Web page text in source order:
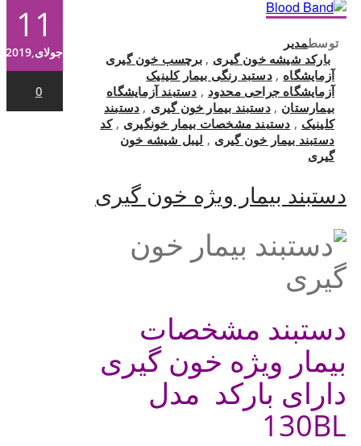
11
جولای,2019
0
توسطمدیر
بارکد شیشه خون گیری ,برچسب خون گیری
آزمایشگاه ,دستبد رنگی بیمار کلینیک
آزمایشگاه جراحی محدود , دستبند آزمایشگاه
بیمارستان ,دستبند بیمار خون گیری , دستبند
کلینیک , دستبند مشخصات بیمار خونگیری ,کد
دستبند بیمار خون گیری , لیبل شیشه خون
گیری
دستبند بیمار ویژه خون گیری
دستبند مشخصات
بیمار ویژه خون گیری
دارای بارکد مدل
130BL